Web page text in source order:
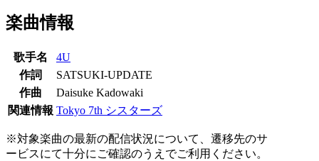
楽曲情報
歌手名
4U
作詞
SATSUKI-UPDATE
作曲
Daisuke Kadowaki
関連情報 Tokyo 7th シスターズ
※対象楽曲の最新の配信状況について、遷移先のサ
ービスにて十分にご確認のうえでご利用ください。